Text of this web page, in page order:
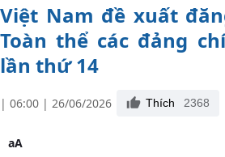
Việt Nam đề xuất
Toàn thể các đảng
lần thứ 14
| 06:00 | 26/06/2026 Thích 2368
aA